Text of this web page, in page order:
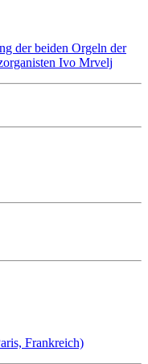
der beiden Orgeln der
Ivo Mrvelj
Frankreich)